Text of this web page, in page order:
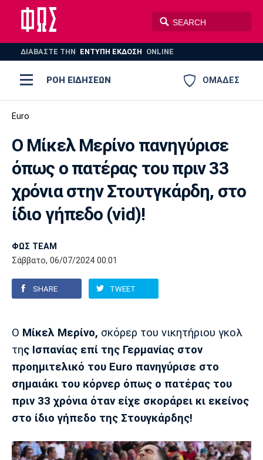
ΔΙΑΒΑΣΤΕ THN ΕΝΤΥΠΗ ΕΚΔΟΣΗ ONLINE
ΟΜΑΔΕΣ
ΡΟΗ ΕΙΔΗΣΕΩΝ
ΠΟΛΟ
AUTO-MOTO PLUS
Ποδόσφαιρο
Super League 1
Super League 2
Γ Εθνική
Champions League
Europa League
Διεθνή
Euro
Εθνικές Ομάδες
Κύπελλο
Μπάσκετ
Ελλάδα
ΝΒΑ
Α Γυναικών
Κύπελλο
EuroCup
Basket League
Α2 Μπάσκετ
Ολυμπιακοί Αγώνες
Τένις
Σπορ
Γυμναστική
Κολύμβηση
Χάντμπολ
Αυτοκίνητο
Formula 1
Μοτοσυκλέτα
Tech
Gaming
Gadgets
Smartphones
Plus
Θέατρο
Σινεμά
Η Εφημερίδα
Ολυμπιακός ΑΕΚ ΠΑΟΚ
Αστέρας
ΠΑΣ Γιάννινα
Παναιτωλικός Λαμία ΑΕΛ
Σμύρνης
Euro
Ο Mίκελ Μερίνο πανηγύρισε
όπως ο πατέρας του πριν 33
χρόνια στην Στουτγκάρδη, στο
ίδιο γήπεδο (vid)!
ΦΩΣ TEAM
Σάββατο, 06/07/2024 00:01
SHARE TWEET
Ο Μίκελ Mερίνο, σκόρερ του νικητήριου γκολ
της Ισπανίας επί της Γερμανίας στον
προημιτελικό του Εuro πανηγύρισε στο
σημαιάκι του κόρνερ όπως ο πατέρας του
πριν 33 χρόνια όταν είχε σκοράρει κι εκείνος
στο ίδιο γήπεδο της Στουγκάρδης!